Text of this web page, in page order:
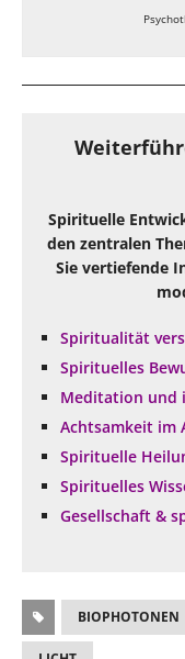
Spirituelle
den zentralen
Sie vertiefende
Spiritualität
Spirituelles
Meditation und
Achtsamkeit im
Spirituelle
Spirituelles
Gesellschaft &
BIOPHOTONEN